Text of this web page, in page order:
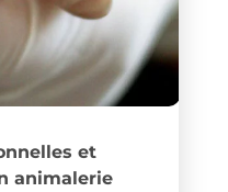
et
animalerie